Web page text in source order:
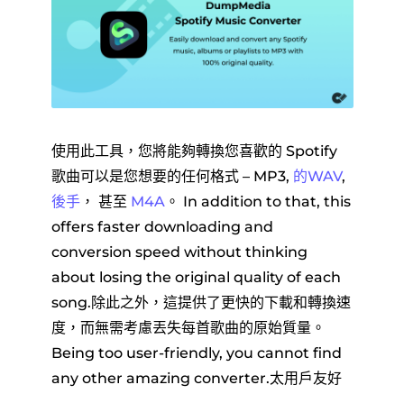
使用此工具，您將能夠轉換您喜歡的 Spotify
歌曲可以是您想要的任何格式 – MP3, 的WAV,
後手， 甚至 M4A。 In addition to that, this
offers faster downloading and
conversion speed without thinking
about losing the original quality of each
song.除此之外，這提供了更快的下載和轉換速
度，而無需考慮丟失每首歌曲的原始質量。
Being too user-friendly, you cannot find
any other amazing converter.太用戶友好